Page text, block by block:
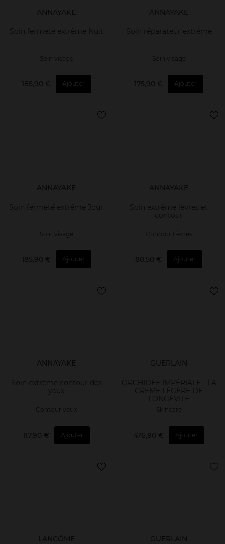
ANNAYAKE
Soin fermeté extrême Nuit
Soin visage
185,90 € Ajouter
ANNAYAKE
Soin réparateur extrême
Soin visage
175,90 € Ajouter
ANNAYAKE
Soin fermeté extrême Jour
Soin visage
185,90 € Ajouter
ANNAYAKE
Soin extrême lèvres et
contour
Contour Lèvres
80,50 € Ajouter
ANNAYAKE
Soin extrême contour des
yeux
Contour yeux
117,90 € Ajouter
GUERLAIN
ORCHIDÉE IMPÉRIALE - LA
CRÈME LÉGÈRE DE
LONGÉVITÉ
Skincare
476,90 € Ajouter
LANCÔME GUERLAIN